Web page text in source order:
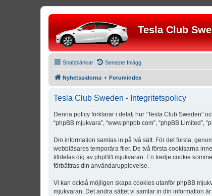
Tesla Club
Snabblänkar Senaste Inlägg
Nyhetssidorna Forumindex
Tesla Club Sweden - Integritetspolicy
Denna policy förklarar i detalj hur “Tesla Club Sweden”
“phpBB mjukvara”, “www.phpbb.com”, “phpBB
Din information samlas in på två sätt. För det första,
webbläsares temporära filer. De två första cookisarna
tilldelas dig av phpBB mjukvaran. En tredje cookie
förbättras din användarupplevelse.
Vi kan också möjligen skapa cookies utanför phpBB
mjukvaran. Det andra sättet vi samlar in din information